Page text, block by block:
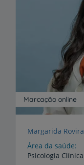
Marcação online
Margarida Rovira
Área da saúde
Psicologia Clínica